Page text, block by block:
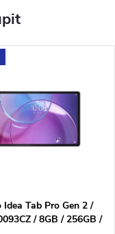
Idea Tab Pro Gen 2 /
/ 8GB / 256GB /